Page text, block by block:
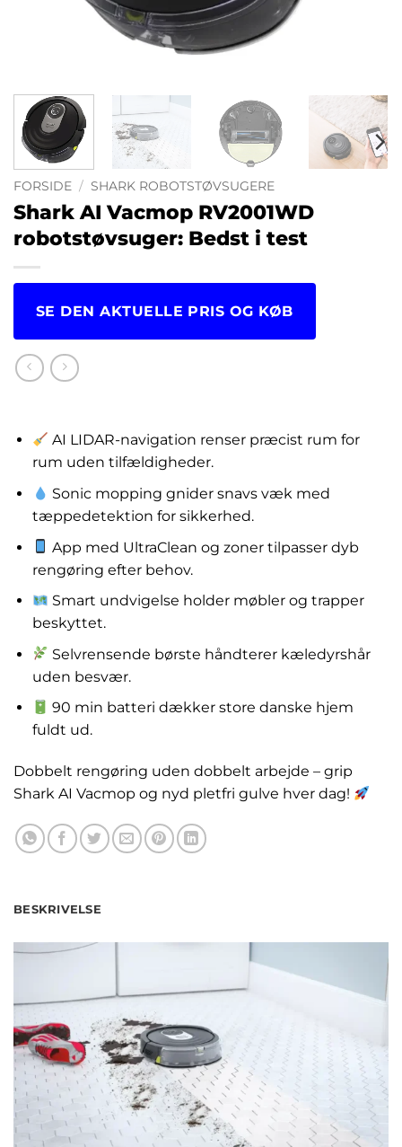
FORSIDE / SHARK ROBOTSTØVSUGERE
Shark AI Vacmop RV2001WD
robotstøvsuger: Bedst i test
SE DEN AKTUELLE PRIS OG KØB
AI LIDAR-navigation renser præcist rum for
rum uden tilfældigheder.
Sonic mopping gnider snavs væk med
tæppedetektion for sikkerhed.
App med UltraClean og zoner tilpasser dyb
rengøring efter behov.
Smart undvigelse holder møbler og trapper
beskyttet.
Selvrensende børste håndterer kæledyrshår
uden besvær.
90 min batteri dækker store danske hjem
fuldt ud.
Dobbelt rengøring uden dobbelt arbejde – grip
Shark AI Vacmop og nyd pletfri gulve hver dag!
BESKRIVELSE